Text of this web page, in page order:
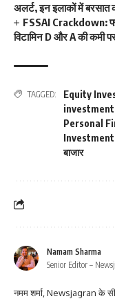
अलर्ट, इन इलाकों में बरसात
FSSAI Crackdown:
विटामिन D और A की कमी
TAGGED: Equity
investment
Personal
Investment
बाजार
Namam Sharma
Senior Editor –
नमम शर्मा, Newsjagran के